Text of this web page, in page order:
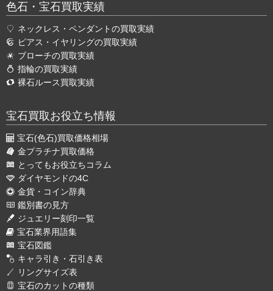
色石・宝石買取実績
ネックレス・ペンダントの買取実績
ピアス・イヤリングの買取実績
ブローチの買取実績
指輪の買取実績
裸石ルース買取実績
宝石買取お役立ち情報
宝石(色石)買取価格相場
金プラチナ買取価格
とってもお役立ちコラム
ダイヤモンドの4C
金貨・コイン辞典
鑑別書の見方
ジュエリー刻印一覧
宝石業界用語集
宝石図鑑
キャラ引き・石引き表
リングサイズ表
宝石のカットの種類